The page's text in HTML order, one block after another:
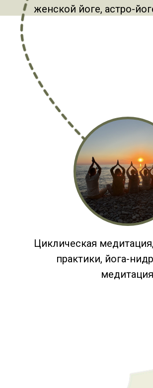
женской йоге, астро-
Циклическая
практики, йога-